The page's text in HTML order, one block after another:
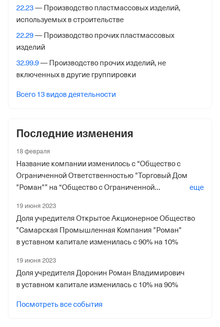
Адрес налоговой
443112, Самарская Обл, Управленческий П, Сергея
Лазо ул. Д 2а,
Внебюджетные фонды
Регистрационный номер в ПФР
3 апреля 2020
Отделение Фонда Пенсионного и Социального
Страхования Российской Федерации по Самарской
Регистрационный номер ФссРФ
1013941180
Дата регистрации
3 апреля 2020
Наименование территориального органа
Страхования Российской Федерации по Самарской
22.23— Производство пластмассовых изделий,
используемых в строительстве
22.29— Производство прочих пластмассовых
изделий
32.99.9— Производство прочих изделий, не
включенных в другие группировки
Всего 13 видов деятельности
Последние изменения
18 февраля
Название компании изменилось с “Общество с
Ограниченной Ответственностью "Торговый Дом
"Роман"” на “Общество с Ограниченной
еще
19 июня 2023
Доля учредителя Открытое Акционерное Общество
"Самарская Промышленная Компания "Роман"
в уставном капитале изменилась с 90% на 10%
19 июня 2023
Доля учредителя Доронин Роман Владимирович
в уставном капитале изменилась с 10% на 90%
Посмотреть все события